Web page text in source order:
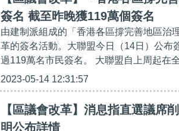
簽名 截至昨晚獲119萬個簽名
由建制派組成的「香港各區撐完善地區治
革的簽名活動。大聯盟今日（14日）公布
過119萬名市民簽名。 大聯盟自上周起在
2023-05-14 12:31:57
【區議會改革】消息指直選議席
明公布詳情